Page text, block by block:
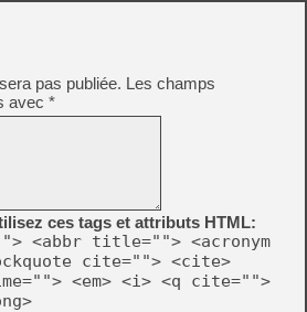
pas publiée. Les champs
avec *
ces tags et attributs HTML:
<abbr title=""> <acronym
cite=""> <cite>
<em> <i> <q cite="">